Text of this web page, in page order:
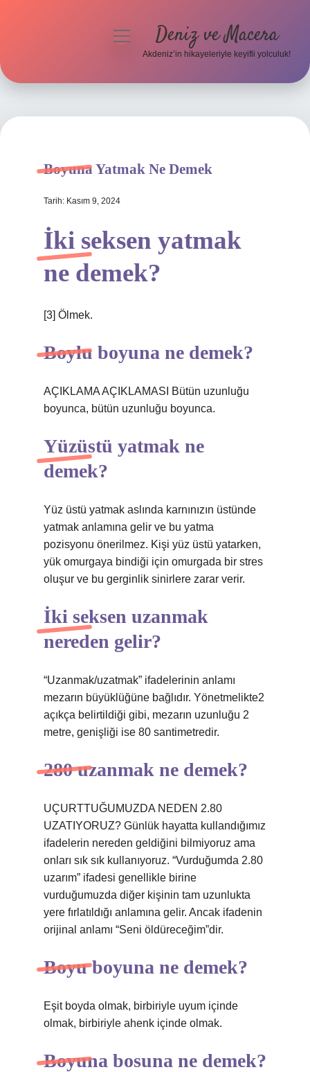
Hakkımızda
menüyü Deniz ve Macera
Akdeniz’in hikayeleriyle keyifli yolculuk!
Boyuna Yatmak Ne Demek
Tarih: Kasım 9, 2024
İki seksen yatmak
ne demek?
[3] Ölmek.
Boylu boyuna ne demek?
AÇIKLAMA AÇIKLAMASI Bütün uzunluğu
boyunca, bütün uzunluğu boyunca.
Yüzüstü yatmak ne
demek?
Yüz üstü yatmak aslında karnınızın üstünde
yatmak anlamına gelir ve bu yatma
pozisyonu önerilmez. Kişi yüz üstü yatarken,
yük omurgaya bindiği için omurgada bir stres
oluşur ve bu gerginlik sinirlere zarar verir.
İki seksen uzanmak
nereden gelir?
“Uzanmak/uzatmak” ifadelerinin anlamı
mezarın büyüklüğüne bağlıdır. Yönetmelikte2
açıkça belirtildiği gibi, mezarın uzunluğu 2
metre, genişliği ise 80 santimetredir.
280 uzanmak ne demek?
UÇURTTUĞUMUZDA NEDEN 2.80
UZATIYORUZ? Günlük hayatta kullandığımız
ifadelerin nereden geldiğini bilmiyoruz ama
onları sık sık kullanıyoruz. “Vurduğumda 2.80
uzarım” ifadesi genellikle birine
vurduğumuzda diğer kişinin tam uzunlukta
yere fırlatıldığı anlamına gelir. Ancak ifadenin
orijinal anlamı “Seni öldüreceğim”dir.
Boyu boyuna ne demek?
Eşit boyda olmak, birbiriyle uyum içinde
olmak, birbiriyle ahenk içinde olmak.
Boyuna bosuna ne demek?